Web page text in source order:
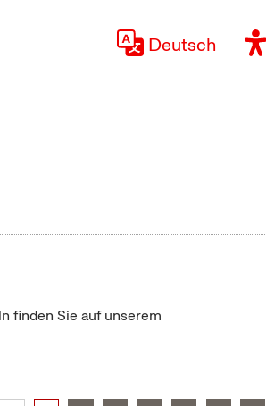
Deutsch
finden Sie auf unserem